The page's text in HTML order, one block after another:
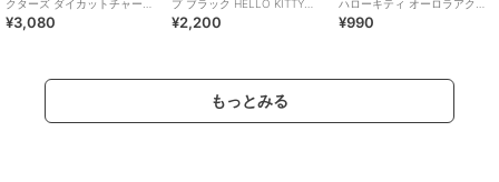
クターズ ダイカットチャーム
ハローキティ RED
¥3,080
プ ブラック HELLO KITTY
BLACK ANGEL
¥2,200
ハローキティ オーロラアクリ
ルキーホルダーVol.2
¥990
もっとみる